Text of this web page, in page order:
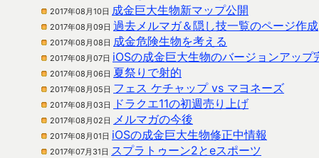
2017年08月10日 成金巨大生物新マップ公開
2017年08月09日 過去メルマガ＆隠し技一覧のページ作成
2017年08月08日 成金危険生物を考える
2017年08月07日 iOSの成金巨大生物のバージョンアップ
2017年08月06日 夏祭りで射的
2017年08月05日 フェス ケチャップ vs マヨネーズ
2017年08月03日 ドラクエ11の初週売り上げ
2017年08月02日 メルマガの今後
2017年08月01日 iOSの成金巨大生物修正中情報
2017年07月31日 スプラトゥーン2とeスポーツ